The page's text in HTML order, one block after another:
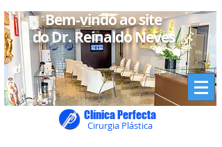
Bem-vindo ao site
do Dr. Reinaldo Neves
Clínica Perfecta
Cirurgia Plástica